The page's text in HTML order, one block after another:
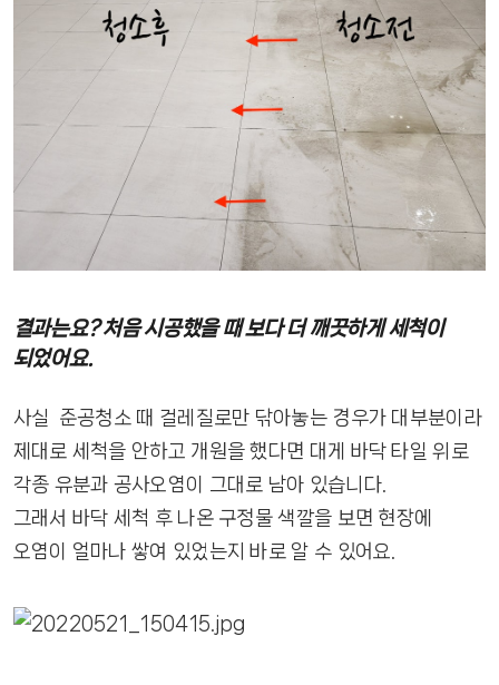
결과는요? 처음 시공했을 때 보다 더 깨끗하게 세척이
되었어요.
사실 준공청소 때 걸레질로만 닦아놓는 경우가 대부분이라
제대로 세척을 안하고 개원을 했다면 대게 바닥 타일 위로
각종 유분과 공사오염이 그대로 남아 있습니다.
그래서 바닥 세척 후 나온 구정물 색깔을 보면 현장에
오염이 얼마나 쌓여 있었는지 바로 알 수 있어요.